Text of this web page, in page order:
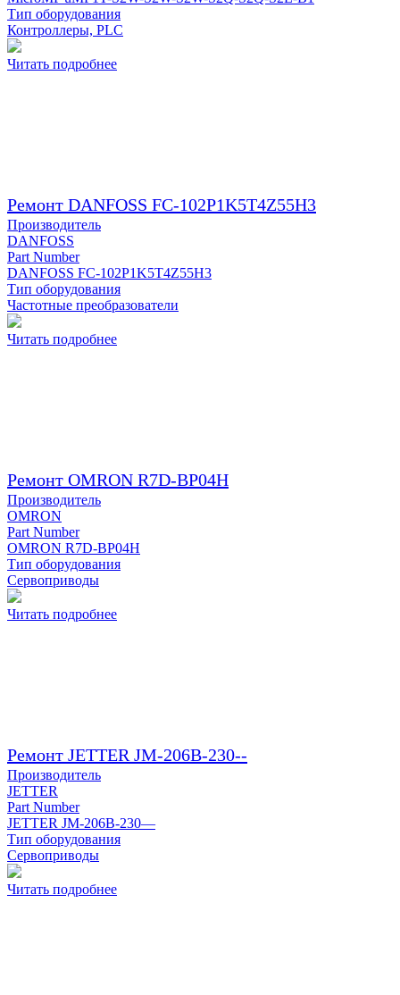
Тип оборудования
Контроллеры, PLC
Читать подробнее
Ремонт DANFOSS FC-102P1K5T4Z55H3
Производитель
DANFOSS
Part Number
DANFOSS FC-102P1K5T4Z55H3
Тип оборудования
Частотные преобразователи
Читать подробнее
Ремонт OMRON R7D-BP04H
Производитель
OMRON
Part Number
OMRON R7D-BP04H
Тип оборудования
Сервоприводы
Читать подробнее
Ремонт JETTER JM-206B-230--
Производитель
JETTER
Part Number
JETTER JM-206B-230—
Тип оборудования
Сервоприводы
Читать подробнее